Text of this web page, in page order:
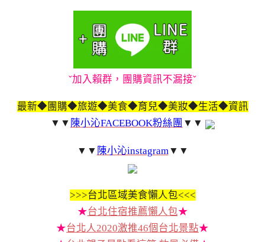
ˇ加入賴群，團購資訊不漏接ˇ
最新◆團購◆旅遊◆美食◆育兒◆美妝◆生活◆資訊
▼▼ 陳小沁FACEBOOK粉絲團 ▼▼
▼▼ 陳小沁instagram▼▼
>>>台北區域美食懶人包<<<
★台北住宿推薦懶人包★
★台北人2020激推46個台北景點★